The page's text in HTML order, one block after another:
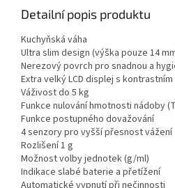
Detailní popis produktu
Kuchyňská váha
Ultra slim design (výška pouze 14
Nerezový povrch pro snadnou a
Extra velký LCD displej s
Váživost do 5 kg
Funkce nulování hmotnosti nádoby
Funkce postupného dovažování
4 senzory pro vyšší přesnost vážení
Rozlišení 1 g
Možnost volby jednotek (g/ml)
Indikace slabé baterie a přetížení